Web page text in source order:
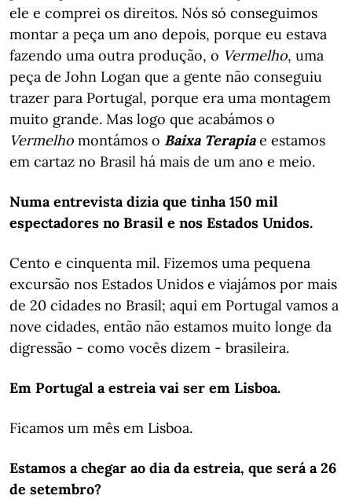
ele e comprei os direitos. Nós só conseguimos
montar a peça um ano depois, porque eu estava
fazendo uma outra produção, o Vermelho, uma
peça de John Logan que a gente não conseguiu
trazer para Portugal, porque era uma montagem
muito grande. Mas logo que acabámos o
Vermelho montámos o Baixa Terapia e estamos
em cartaz no Brasil há mais de um ano e meio.
Numa entrevista dizia que tinha 150 mil
espectadores no Brasil e nos Estados Unidos.
Cento e cinquenta mil. Fizemos uma pequena
excursão nos Estados Unidos e viajámos por mais
de 20 cidades no Brasil; aqui em Portugal vamos a
nove cidades, então não estamos muito longe da
digressão - como vocês dizem - brasileira.
Em Portugal a estreia vai ser em Lisboa.
Ficamos um mês em Lisboa.
Estamos a chegar ao dia da estreia, que será a 26
de setembro?